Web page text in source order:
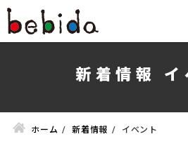
新着情報 イ
ホーム 新着情報 イベント